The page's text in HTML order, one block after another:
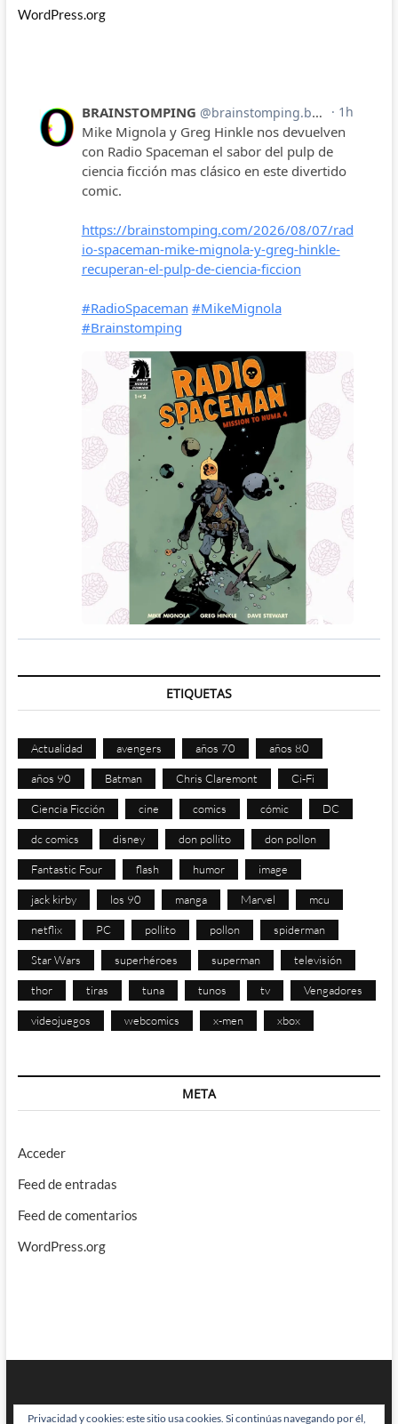
WordPress.org
ETIQUETAS
Actualidad avengers años 70 años 80
años 90 Batman Chris Claremont Ci-Fi
Ciencia Ficción cine comics cómic DC
dc comics disney don pollito don pollon
Fantastic Four flash humor image
jack kirby los 90 manga Marvel mcu
netflix PC pollito pollon spiderman
Star Wars superhéroes superman televisión
thor tiras tuna tunos tv Vengadores
videojuegos webcomics x-men xbox
META
Acceder
Feed de entradas
Feed de comentarios
WordPress.org
Privacidad y cookies: este sitio usa cookies. Si continúas navegando por él,